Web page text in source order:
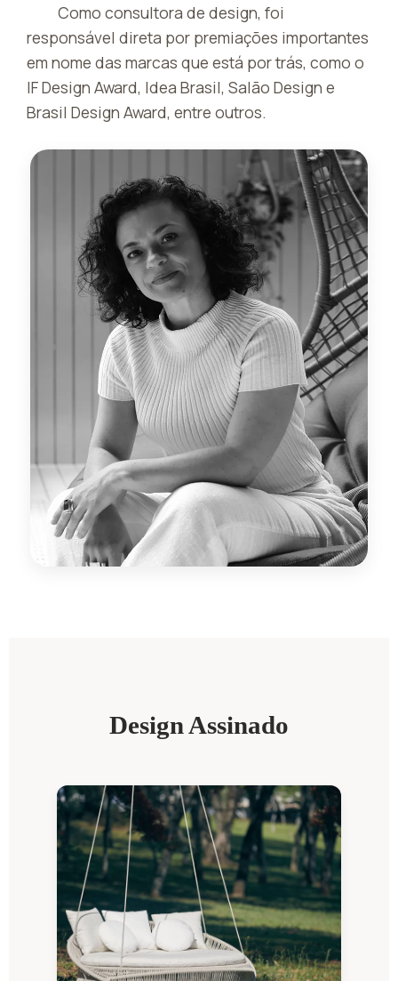
Como consultora de design, foi
responsável direta por premiações importantes
em nome das marcas que está por trás, como o
IF Design Award, Idea Brasil, Salão Design e
Brasil Design Award, entre outros.
Design Assinado